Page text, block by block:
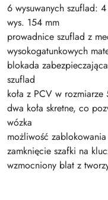
6 wysuwanych szuflad:
wys. 154 mm
prowadnice szuflad z
wysokogatunkowych
blokada
szuflad
koła z PCV w
dwa koła skretne, co
wózka
możliwość
zamknięcie szafki na
wzmocniony blat z